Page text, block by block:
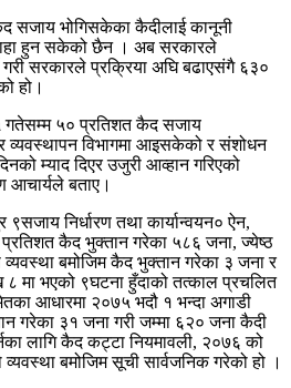
सजाय भोगिसकेका कैदीलाई कानूनी
हुन सकेको छैन । अब सरकारले
गरी सरकारले प्रक्रिया अघि बढाएसंगै ६३०
हो।
गतेसम्म ५० प्रतिशत कैद सजाय
व्यवस्थापन विभागमा आइसकेको र संशोधन
म्याद दिएर उजुरी आव्हान गरिएको
आचार्यले बताए।
निर्धारण तथा कार्यान्वयन० ऐन,
कैद भुक्तान गरेका ५८६ जना, ज्येष्ठ
बमोजिम कैद भुक्तान गरेका ३ जना र
मा भएको ९घटना हुँदाको तत्काल प्रचलित
आधारमा २०७५ भदौ १ भन्दा अगाडी
गरेका ३१ जना गरी जम्मा ६२० जना कैदी
लागि कैद कट्टा नियमावली, २०७६ को
बमोजिम सूची सार्वजनिक गरेको हो ।